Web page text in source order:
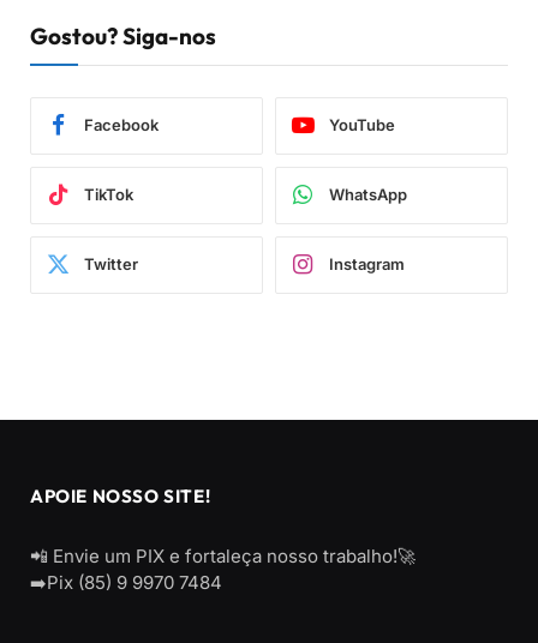
Gostou? Siga-nos
Facebook YouTube
TikTok WhatsApp
Twitter Instagram
APOIE NOSSO SITE!
📲 Envie um PIX e fortaleça nosso trabalho!🚀
➡️Pix (85) 9 9970 7484